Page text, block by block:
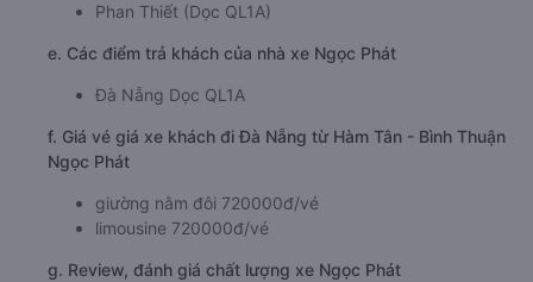
Phan Thiết (Dọc QL1A)
e. Các điểm trả khách của nhà xe Ngọc Phát
Đà Nẵng Dọc QL1A
f. Giá vé giá xe khách đi Đà Nẵng từ Hàm Tân - Bình Thuận
Ngọc Phát
giường nằm đôi 720000đ/vé
limousine 720000đ/vé
g. Review, đánh giá chất lượng xe Ngọc Phát